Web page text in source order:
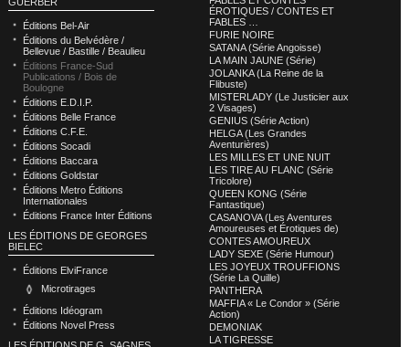
Éditions Bel-Air
Éditions du Belvédère /
Bellevue / Bastille / Beaulieu
Éditions France-Sud
Publications / Bois de
Boulogne
Éditions E.D.I.P.
Éditions Belle France
Éditions C.F.E.
Éditions Socadi
Éditions Baccara
Éditions Goldstar
Éditions Metro Éditions
Internationales
Éditions France Inter Éditions
LES ÉDITIONS DE GEORGES
BIELEC
Éditions ElviFrance
Microtirages
Éditions Idéogram
Éditions Novel Press
ÉROTIQUES / CONTES ET
FABLES …
FURIE NOIRE
SATANA (Série Angoisse)
LA MAIN JAUNE (Série)
JOLANKA (La Reine de la
Flibuste)
MISTERLADY (Le Justicier aux
2 Visages)
GENIUS (Série Action)
HELGA (Les Grandes
Aventurières)
LES MILLES ET UNE NUIT
LES TIRE AU FLANC (Série
Tricolore)
QUEEN KONG (Série
Fantastique)
CASANOVA (Les Aventures
Amoureuses et Érotiques de)
CONTES AMOUREUX
LADY SEXE (Série Humour)
LES JOYEUX TROUFFIONS
(Série La Quille)
PANTHERA
MAFFIA « Le Condor » (Série
Action)
DEMONIAK
LA TIGRESSE